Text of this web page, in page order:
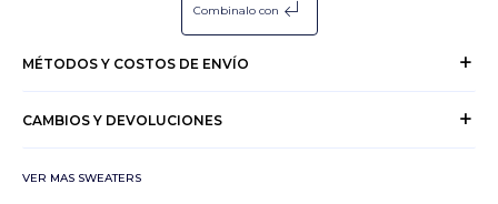
Combinalo con subdirectory_arrow_left
MÉTODOS Y COSTOS DE ENVÍO
CAMBIOS Y DEVOLUCIONES
VER MAS SWEATERS